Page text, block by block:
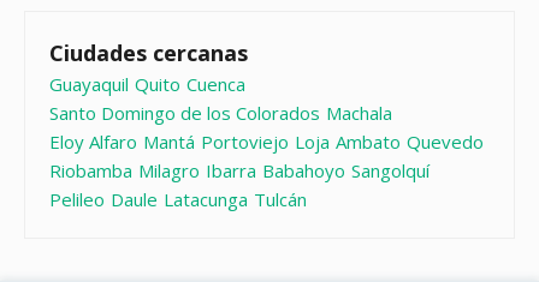
Ciudades cercanas
Guayaquil Quito Cuenca
Santo Domingo de los Colorados Machala
Eloy Alfaro Mantá Portoviejo Loja Ambato Quevedo
Riobamba Milagro Ibarra Babahoyo Sangolquí
Pelileo Daule Latacunga Tulcán